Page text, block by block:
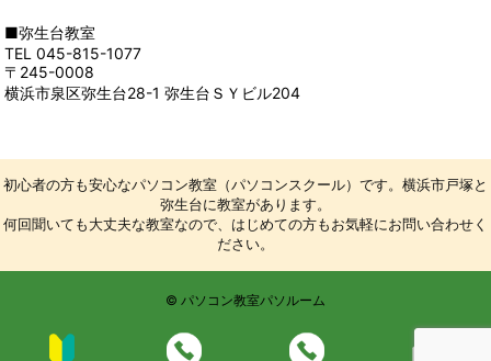
■弥生台教室
TEL 045-815-1077
〒245-0008
横浜市泉区弥生台28-1 弥生台ＳＹビル204
初心者の方も安心なパソコン教室（パソコンスクール）です。横浜市戸塚と
弥生台に教室があります。
何回聞いても大丈夫な教室なので、はじめての方もお気軽にお問い合わせく
ださい。
© パソコン教室パソルーム